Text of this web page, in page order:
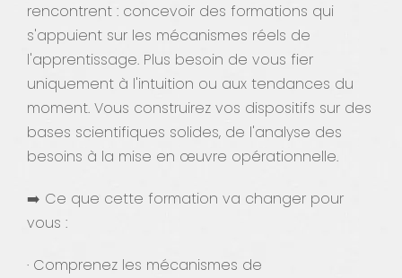
rencontrent : concevoir des formations qui
s'appuient sur les mécanismes réels de
l'apprentissage. Plus besoin de vous fier
uniquement à l'intuition ou aux tendances du
moment. Vous construirez vos dispositifs sur des
bases scientifiques solides, de l'analyse des
besoins à la mise en œuvre opérationnelle.
➡️ Ce que cette formation va changer pour
vous :
· Comprenez les mécanismes de